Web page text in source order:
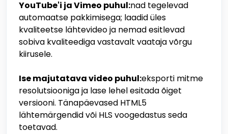
YouTube'i ja Vimeo puhul:nad tegelevad
automaatse pakkimisega; laadid üles
kvaliteetse lähtevideo ja nemad esitlevad
sobiva kvaliteediga vastavalt vaataja võrgu
kiirusele.
Ise majutatava video puhul:eksporti mitme
resolutsiooniga ja lase lehel esitada õiget
versiooni. Tänapäevased HTML5
lähtemärgendid või HLS voogedastus seda
toetavad.